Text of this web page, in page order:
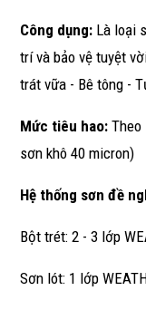
Công dụng:Là loại
trí và bảo vệ tuyệt
trát vữa - Bê tông -
Mức tiêu hao:Theo
sơn khô 40 micron)
Hệ thống sơn đề
Bột trét: 2 - 3 lớp
Sơn lót: 1 lớp